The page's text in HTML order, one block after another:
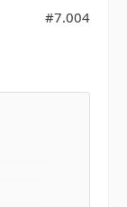
#7.004